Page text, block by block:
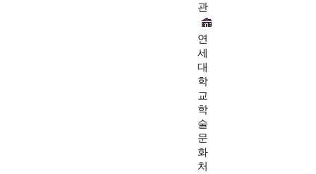
관
연
세
대
학
교
학
술
문
화
처